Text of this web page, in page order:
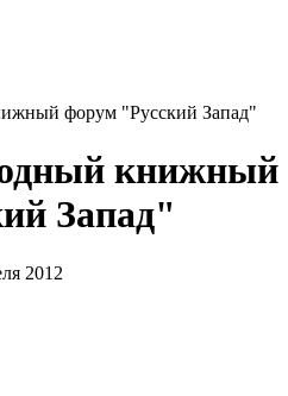
форум "Русский Запад"
книжный
Запад"
2012